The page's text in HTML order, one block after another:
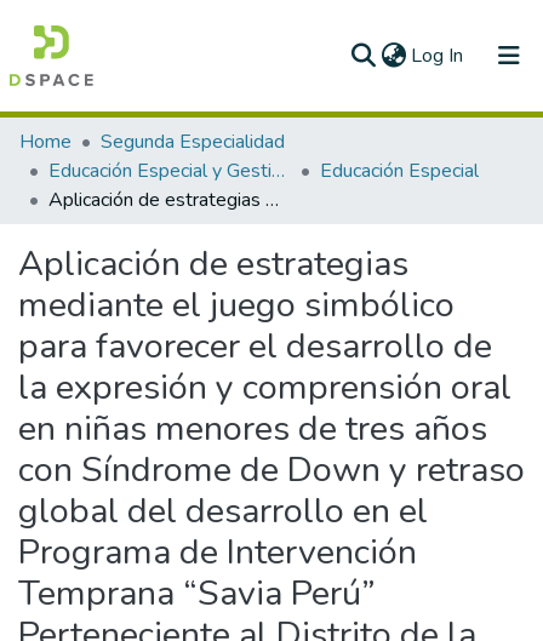
Log In (current)
Communities & Collections
All of DSpace
Home
Segunda Especialidad
Educación Especial y Gestión Escolar
Educación Especial
Aplicación de estrategias mediante el juego simbólico para favorecer el desarrollo de la expresión y comprensión oral en niñas menores de tres años con Síndrome de Down y retraso global del desarrollo en el Programa de Intervención Temprana “Savia Perú” Perteneciente al Distrito de la Brea, Ugel Talara, Región Piura
Aplicación de estrategias
mediante el juego simbólico
para favorecer el desarrollo de
la expresión y comprensión oral
en niñas menores de tres años
con Síndrome de Down y retraso
global del desarrollo en el
Programa de Intervención
Temprana “Savia Perú”